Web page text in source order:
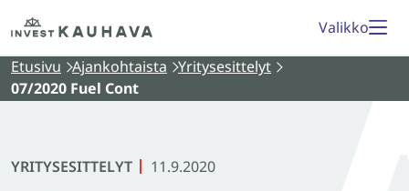
Siirry
Etusivu
Valikko
Etusivu Ajankohtaista Yritysesittelyt
07/2020 Fuel Cont
YRITYSESITTELYT 11.9.2020